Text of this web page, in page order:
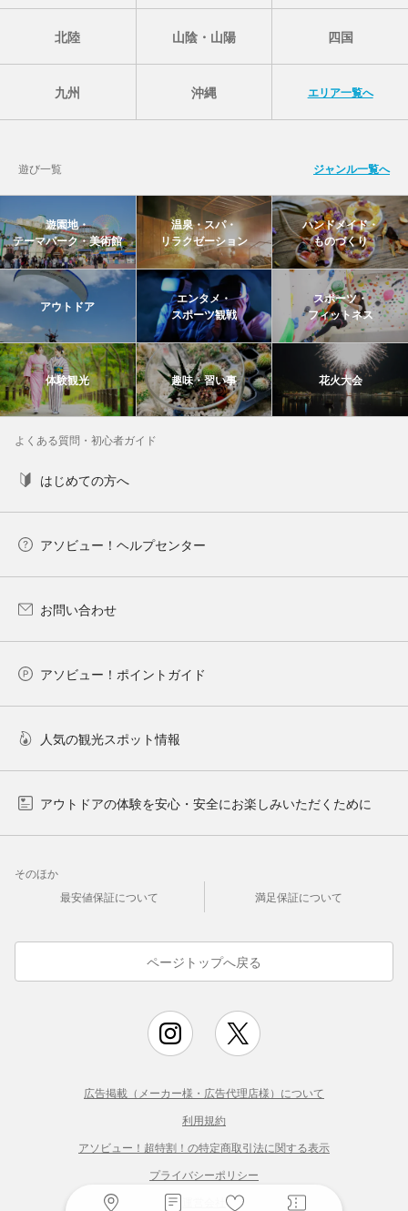
北陸 山陰・山陽 四国
九州 沖縄 エリア一覧へ
遊び一覧 ジャンル一覧へ
遊園地・
テーマパーク・美術館
温泉・スパ・
リラクゼーション
ハンドメイド・
ものづくり
アウトドア
エンタメ・
スポーツ観戦
スポーツ・
フィットネス
体験観光 趣味・習い事 花火大会
よくある質問・初心者ガイド
はじめての方へ
アソビュー！ヘルプセンター
お問い合わせ
アソビュー！ポイントガイド
人気の観光スポット情報
アウトドアの体験を安心・安全にお楽しみいただくために
そのほか
最安値保証について
満足保証について
ページトップへ戻る
広告掲載（メーカー様・広告代理店様）について
利用規約
アソビュー！超特割！の特定商取引法に関する表示
プライバシーポリシー